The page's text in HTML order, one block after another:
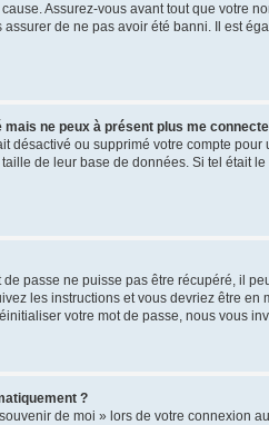
Assurez-vous avant tout que votre
de ne pas avoir été banni. Il est
ne peux à présent plus me
désactivé ou supprimé votre compte
de leur base de données. Si tel était
passe ne puisse pas être récupéré, il
les instructions et vous devriez être
votre mot de passe, nous vous
?
de moi » lors de votre connexion